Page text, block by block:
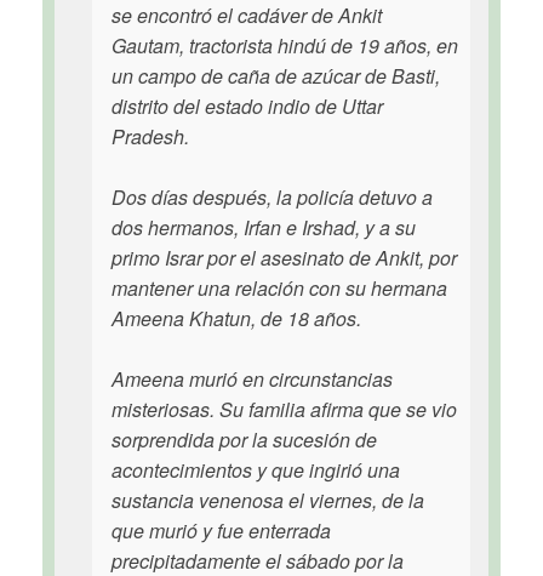
se encontró el cadáver de Ankit
Gautam, tractorista hindú de 19 años, en
un campo de caña de azúcar de Basti,
distrito del estado indio de Uttar
Pradesh.
Dos días después, la policía detuvo a
dos hermanos, Irfan e Irshad, y a su
primo Israr por el asesinato de Ankit, por
mantener una relación con su hermana
Ameena Khatun, de 18 años.
Ameena murió en circunstancias
misteriosas. Su familia afirma que se vio
sorprendida por la sucesión de
acontecimientos y que ingirió una
sustancia venenosa el viernes, de la
que murió y fue enterrada
precipitadamente el sábado por la